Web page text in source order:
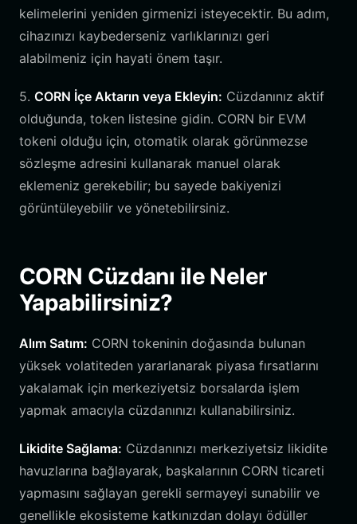
kelimelerini yeniden girmenizi isteyecektir. Bu adım,
cihazınızı kaybederseniz varlıklarınızı geri
alabilmeniz için hayati önem taşır.
5. CORN İçe Aktarın veya Ekleyin: Cüzdanınız aktif
olduğunda, token listesine gidin. CORN bir EVM
tokeni olduğu için, otomatik olarak görünmezse
sözleşme adresini kullanarak manuel olarak
eklemeniz gerekebilir; bu sayede bakiyenizi
görüntüleyebilir ve yönetebilirsiniz.
CORN Cüzdanı ile Neler
Yapabilirsiniz?
Alım Satım: CORN tokeninin doğasında bulunan
yüksek volatiteden yararlanarak piyasa fırsatlarını
yakalamak için merkeziyetsiz borsalarda işlem
yapmak amacıyla cüzdanınızı kullanabilirsiniz.
Likidite Sağlama: Cüzdanınızı merkeziyetsiz likidite
havuzlarına bağlayarak, başkalarının CORN ticareti
yapmasını sağlayan gerekli sermayeyi sunabilir ve
genellikle ekosisteme katkınızdan dolayı ödüller